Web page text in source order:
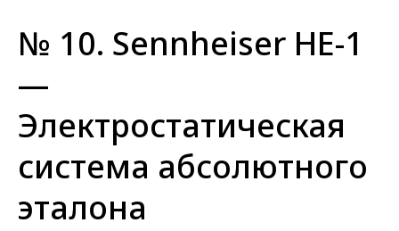
№ 10. Sennheiser HE-1
—
Электростатическая
система абсолютного
эталона